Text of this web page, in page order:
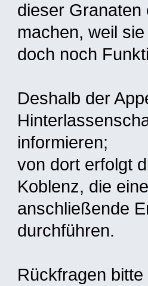
dieser Granaten
machen, weil
doch noch
Deshalb der
informieren;
von dort erfolgt
Koblenz, die
anschließende
durchführen.
Rückfragen bitte